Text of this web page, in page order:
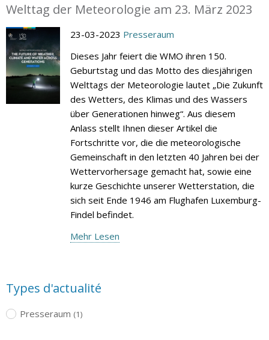
Welttag der Meteorologie am 23. März 2023
23-03-2023 Presseraum
Dieses Jahr feiert die WMO ihren 150.
Geburtstag und das Motto des diesjährigen
Welttags der Meteorologie lautet „Die Zukunft
des Wetters, des Klimas und des Wassers
über Generationen hinweg“. Aus diesem
Anlass stellt Ihnen dieser Artikel die
Fortschritte vor, die die meteorologische
Gemeinschaft in den letzten 40 Jahren bei der
Wettervorhersage gemacht hat, sowie eine
kurze Geschichte unserer Wetterstation, die
sich seit Ende 1946 am Flughafen Luxemburg-
Findel befindet.
Mehr Lesen
Types d'actualité
Presseraum (1)